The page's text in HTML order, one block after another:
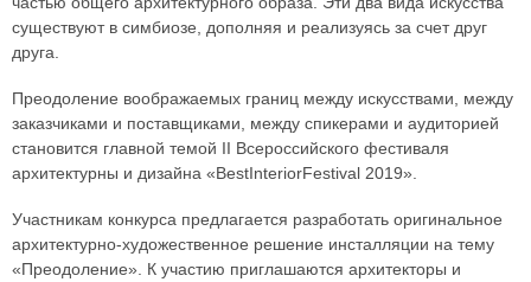
существуют в симбиозе, дополняя и реализуясь за счет друг
друга.
Преодоление воображаемых границ между искусствами, между
заказчиками и поставщиками, между спикерами и аудиторией
становится главной темой II Всероссийского фестиваля
архитектурны и дизайна «BestInteriorFestival 2019».
Участникам конкурса предлагается разработать оригинальное
архитектурно-художественное решение инсталляции на тему
«Преодоление». К участию приглашаются архитекторы и